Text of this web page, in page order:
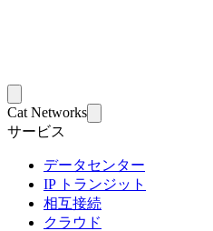
Cat Networks
サービス
データセンター
IP トランジット
相互接続
クラウド